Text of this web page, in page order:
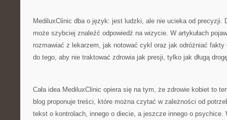
MediluxClinic dba o język: jest ludzki, ale nie ucieka od precyzji.
może szybciej znaleźć odpowiedź na wizycie. W artykułach
rozmawiać z lekarzem, jak notować cykl oraz jak odróżniać fakty
do tego, aby nie traktować zdrowia jak presji, tylko jak długą
Cała idea MediluxClinic opiera się na tym, że zdrowie kobiet to
blog proponuje treści, które można czytać w zależności od
tekst o kontrolach, innego o diecie, a jeszcze innego o psychice.